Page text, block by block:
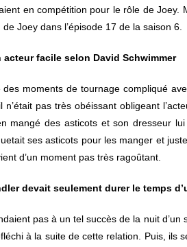
en compétition pour le rôle de Joey.
Joey dans l’épisode 17 de la saison 6.
acteur facile selon David Schwimmer
des moments de tournage compliqué
pas très obéissant obligeant
mangé des asticots et son dresseur
ses asticots pour les manger et
d’un moment pas très ragoûtant.
devait seulement durer le temps
pas à un tel succès de la nuit
à la suite de cette relation. Puis, ils